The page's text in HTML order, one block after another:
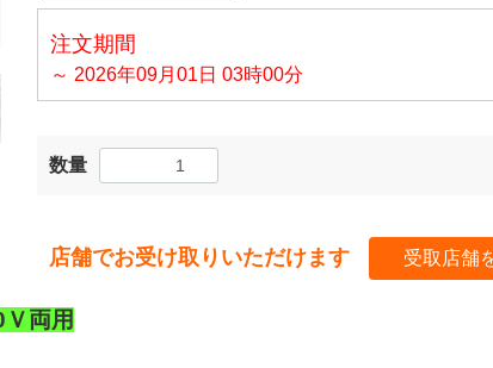
注文期間
～ 2026年09月01日 03時00分
数量
店舗でお受け取りいただけます 受取店舗
両用